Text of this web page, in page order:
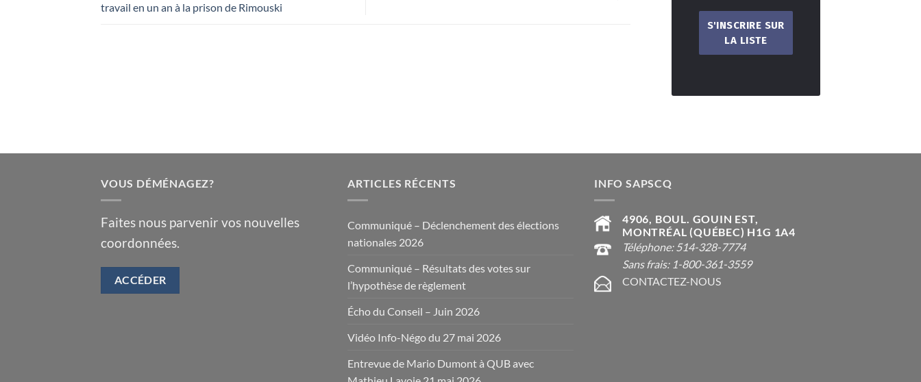
travail en un an à la prison de Rimouski
VOUS DÉMÉNAGEZ?
Faites nous parvenir vos nouvelles
coordonnées.
ACCÉDER
ARTICLES RÉCENTS
Communiqué – Déclenchement des élections
nationales 2026
Communiqué – Résultats des votes sur
l’hypothèse de règlement
Écho du Conseil – Juin 2026
Vidéo Info-Négo du 27 mai 2026
Entrevue de Mario Dumont à QUB avec
INFO SAPSCQ
4906, BOUL. GOUIN EST,
MONTRÉAL (QUÉBEC) H1G 1A4
Téléphone: 514-328-7774
Sans frais: 1-800-361-3559
CONTACTEZ-NOUS